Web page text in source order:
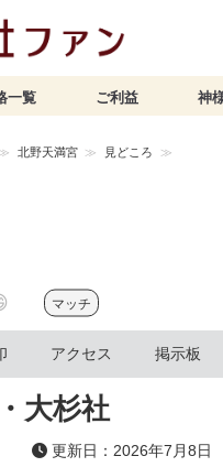
一覧 ご利益 神
北野天満宮
見どころ
マッチ
アクセス 掲示板
大杉社
更新日：2026年7月8日